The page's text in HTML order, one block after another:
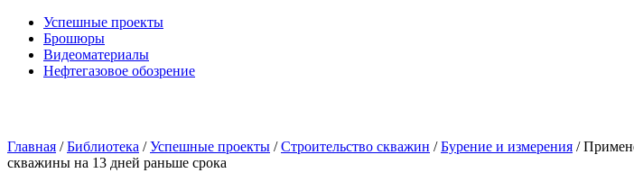
Успешные проекты
Брошюры
Видеоматериалы
Нефтегазовое обозрение
Главная /Библиотека /Успешные проекты /Строительство скважин /Бурение и измерения /
скважины на 13 дней раньше срока